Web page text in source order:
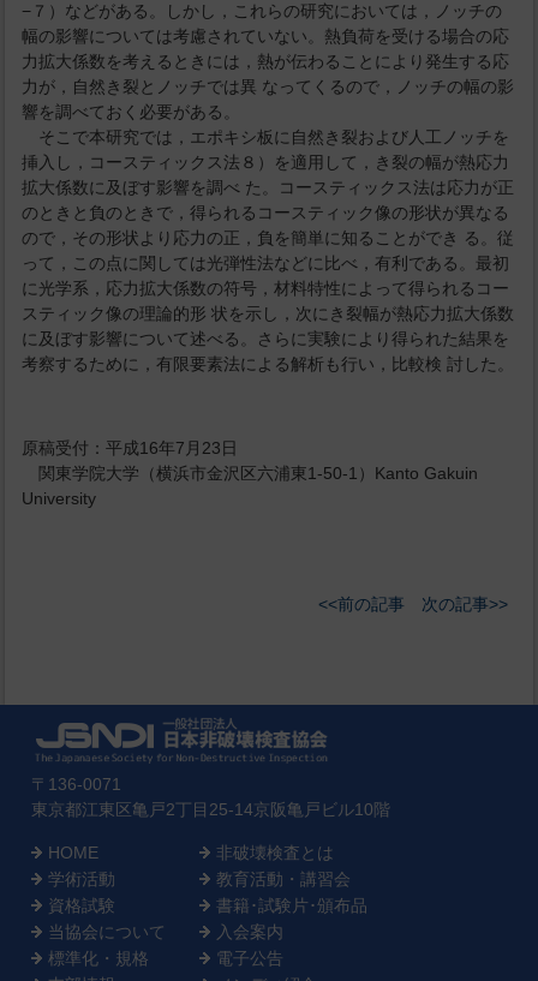
−７）などがある。しかし，これらの研究においては，ノッチの
幅の影響については考慮されていない。熱負荷を受ける場合の応
力拡大係数を考えるときには，熱が伝わることにより発生する応
力が，自然き裂とノッチでは異 なってくるので，ノッチの幅の影
響を調べておく必要がある。
そこで本研究では，エポキシ板に自然き裂および人工ノッチを
挿入し，コースティックス法８）を適用して，き裂の幅が熱応力
拡大係数に及ぼす影響を調べ た。コースティックス法は応力が正
のときと負のときで，得られるコースティック像の形状が異なる
ので，その形状より応力の正，負を簡単に知ることができ る。従
って，この点に関しては光弾性法などに比べ，有利である。最初
に光学系，応力拡大係数の符号，材料特性によって得られるコー
スティック像の理論的形 状を示し，次にき裂幅が熱応力拡大係数
に及ぼす影響について述べる。さらに実験により得られた結果を
考察するために，有限要素法による解析も行い，比較検 討した。
原稿受付：平成16年7月23日
関東学院大学（横浜市金沢区六浦東1-50-1）Kanto Gakuin
University
<<前の記事 次の記事>>
〒136-0071
東京都江東区亀戸2丁目25-14京阪亀戸ビル10階
HOME
非破壊検査とは
学術活動
教育活動・講習会
資格試験
書籍･試験片･頒布品
当協会について
入会案内
標準化・規格
電子公告